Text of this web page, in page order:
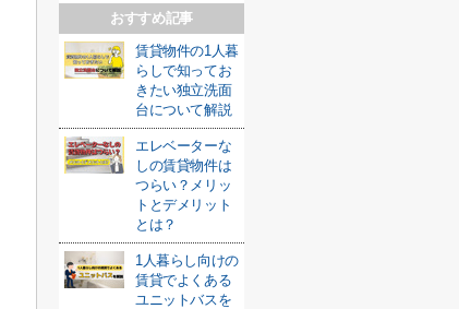
おすすめ記事
賃貸物件の1人暮
らしで知ってお
きたい独立洗面
台について解説
エレベーターな
しの賃貸物件は
つらい？メリッ
トとデメリット
とは？
1人暮らし向けの
賃貸でよくある
ユニットバスを